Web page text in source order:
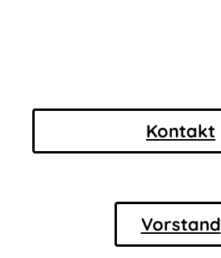
Kontakt
Vorstand